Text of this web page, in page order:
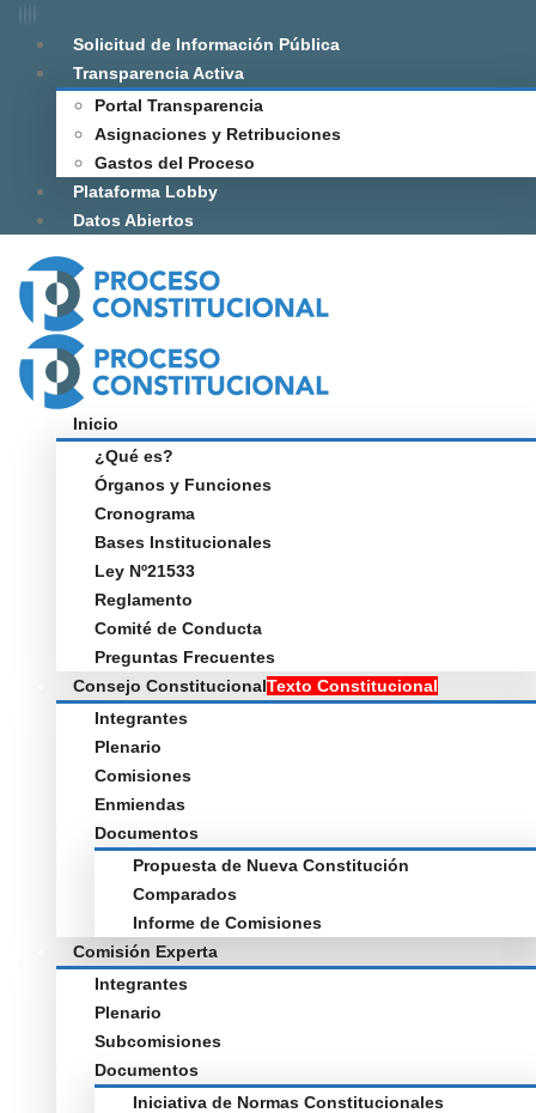
Solicitud de Información Pública
Transparencia Activa
Portal Transparencia
Asignaciones y Retribuciones
Gastos del Proceso
Plataforma Lobby
Datos Abiertos
Inicio
¿Qué es?
Órganos y Funciones
Cronograma
Bases Institucionales
Ley Nº21533
Reglamento
Comité de Conducta
Preguntas Frecuentes
Consejo ConstitucionalTexto Constitucional
Integrantes
Plenario
Comisiones
Enmiendas
Documentos
Propuesta de Nueva Constitución
Comparados
Informe de Comisiones
Comisión Experta
Integrantes
Plenario
Subcomisiones
Documentos
Iniciativa de Normas Constitucionales